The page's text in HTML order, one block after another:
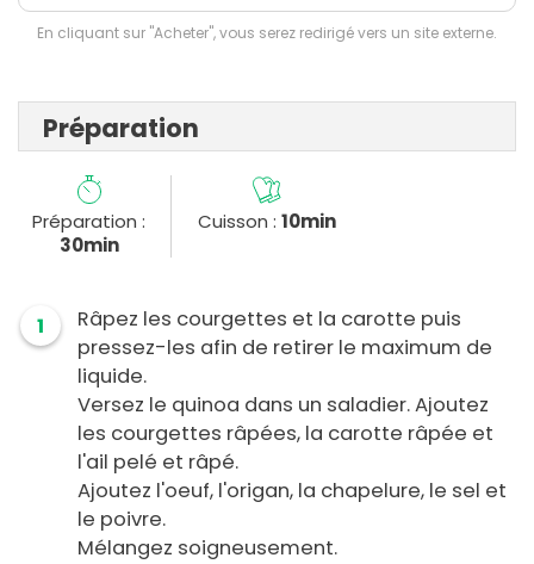
En cliquant sur "Acheter", vous serez redirigé vers un site externe.
Préparation
Préparation :
30min
Cuisson : 10min
1
Râpez les courgettes et la carotte puis
pressez-les afin de retirer le maximum de
liquide.
Versez le quinoa dans un saladier. Ajoutez
les courgettes râpées, la carotte râpée et
l'ail pelé et râpé.
Ajoutez l'oeuf, l'origan, la chapelure, le sel et
le poivre.
Mélangez soigneusement.